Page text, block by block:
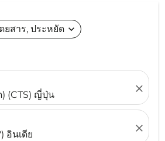
ยสาร, ประหยัด expand_more
(CTS) ญี่ปุ่น
close
อินเดีย
close